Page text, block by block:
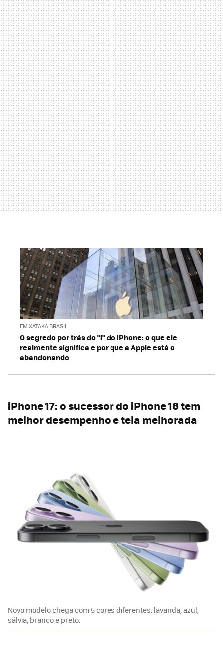
EM XATAKA BRASIL
O segredo por trás do "i" do iPhone: o que ele
realmente significa e por que a Apple está o
abandonando
iPhone 17: o sucessor do iPhone 16 tem
melhor desempenho e tela melhorada
Novo modelo chega com 5 cores diferentes: lavanda, azul,
sálvia, branco e preto.